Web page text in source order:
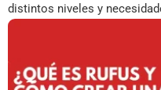
distintos niveles y